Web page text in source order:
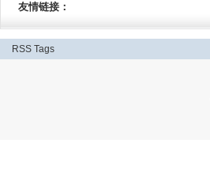
友情链接：
RSS Tags